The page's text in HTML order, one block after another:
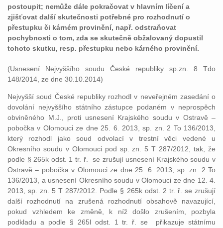
postoupit; nemůže dále pokračovat v hlavním líčení a
zjišťovat další skutečnosti potřebné pro rozhodnutí o
přestupku či kárném provinění, např. odstraňovat
pochybnosti o tom, zda se skutečně obžalovaný dopustil
tohoto skutku, resp. přestupku nebo kárného provinění.
(Usnesení Nejvyššího soudu České republiky sp.zn. 8 Tdo
148/2014, ze dne 30.10.2014)
Nejvyšší soud České republiky rozhodl v neveřejném zasedání o
dovolání nejvyššího státního zástupce podaném v neprospěch
obviněného M.J., proti usnesení Krajského soudu v Ostravě –
pobočka v Olomouci ze dne 25. 6. 2013, sp. zn. 2 To 136/2013,
který rozhodl jako soud odvolací v trestní věci vedené u
Okresního soudu v Olomouci pod sp. zn. 5 T 287/2012, tak, že
podle § 265k odst. 1 tr. ř. se zrušují usnesení Krajského soudu v
Ostravě – pobočka v Olomouci ze dne 25. 6. 2013, sp. zn. 2 To
136/2013, a usnesení Okresního soudu v Olomouci ze dne 12. 4.
2013, sp. zn. 5 T 287/2012. Podle § 265k odst. 2 tr. ř. se zrušují
další rozhodnutí na zrušená rozhodnutí obsahově navazující,
pokud vzhledem ke změně, k níž došlo zrušením, pozbyla
podkladu a podle § 265l odst. 1 tr. ř. se přikazuje státnímu